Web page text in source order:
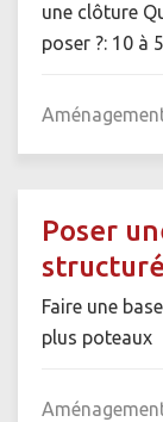
une clôture
poser ?: 10 à
Poser
structuré
Faire une
plus poteaux